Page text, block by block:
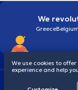
We
GreeceBelgium
We use cookies to
experience and help